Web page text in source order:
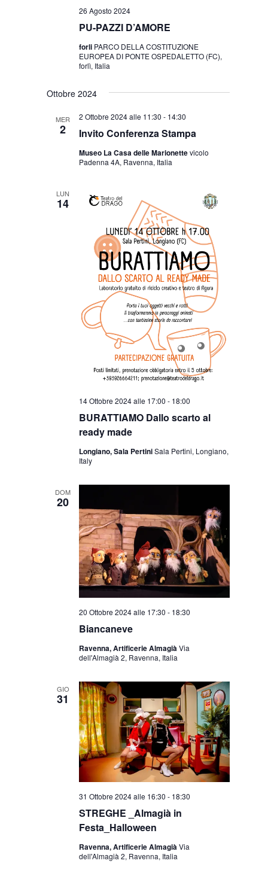
PU-PAZZI D’AMORE
26 Agosto 2024
forli PARCO DELLA COSTITUZIONE
EUROPEA DI PONTE OSPEDALETTO (FC),
forlì, Italia
Ottobre 2024
MER
2 Invito Conferenza Stampa
2 Ottobre 2024 alle 11:30 - 14:30
Museo La Casa delle Marionettevicolo
Padenna 4A, Ravenna, Italia
LUN
14
BURATTIAMO Dallo scarto al
ready made
14 Ottobre 2024 alle 17:00 - 18:00
Longiano, Sala PertiniSala Pertini, Longiano,
Italy
DOM
20
Biancaneve
20 Ottobre 2024 alle 17:30 - 18:30
Ravenna, Artificerie AlmagiàVia
dell'Almagià 2, Ravenna, Italia
GIO
31
STREGHE _Almagià in
Festa_Halloween
31 Ottobre 2024 alle 16:30 - 18:30
Ravenna, Artificerie AlmagiàVia
dell'Almagià 2, Ravenna, Italia